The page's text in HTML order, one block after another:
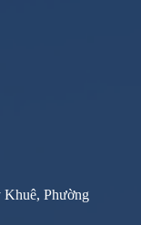
Khuê, Phường